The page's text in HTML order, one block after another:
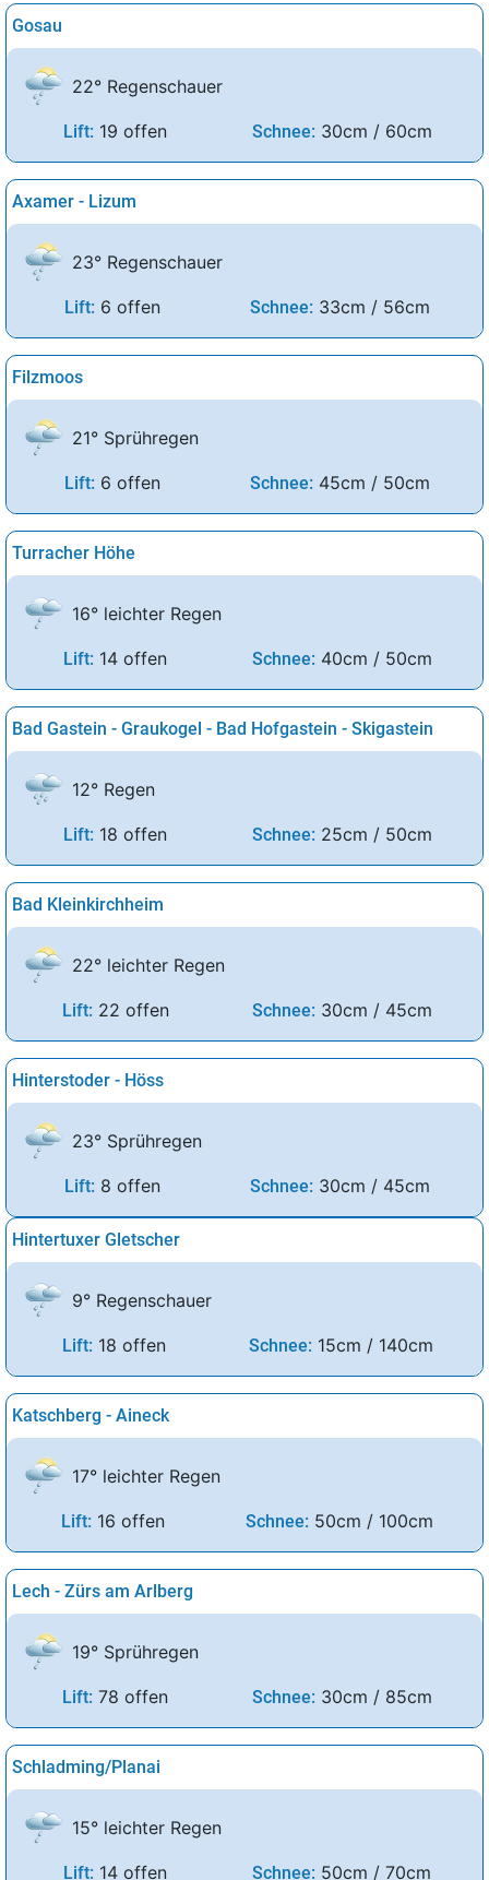
Gosau
22° Regenschauer
Lift: 19 offen Schnee: 30cm / 60cm
Axamer - Lizum
23° Regenschauer
Lift: 6 offen Schnee: 33cm / 56cm
Filzmoos
21° Sprühregen
Lift: 6 offen Schnee: 45cm / 50cm
Turracher Höhe
16° leichter Regen
Lift: 14 offen Schnee: 40cm / 50cm
Bad Gastein - Graukogel - Bad Hofgastein - Skigastein
12° Regen
Lift: 18 offen Schnee: 25cm / 50cm
Bad Kleinkirchheim
22° leichter Regen
Lift: 22 offen Schnee: 30cm / 45cm
Hinterstoder - Höss
23° Sprühregen
Lift: 8 offen Schnee: 30cm / 45cm
Hintertuxer Gletscher
9° Regenschauer
Lift: 18 offen Schnee: 15cm / 140cm
Katschberg - Aineck
17° leichter Regen
Lift: 16 offen Schnee: 50cm / 100cm
Lech - Zürs am Arlberg
19° Sprühregen
Lift: 78 offen Schnee: 30cm / 85cm
Schladming/Planai
15° leichter Regen
Lift: 14 offen Schnee: 50cm / 70cm